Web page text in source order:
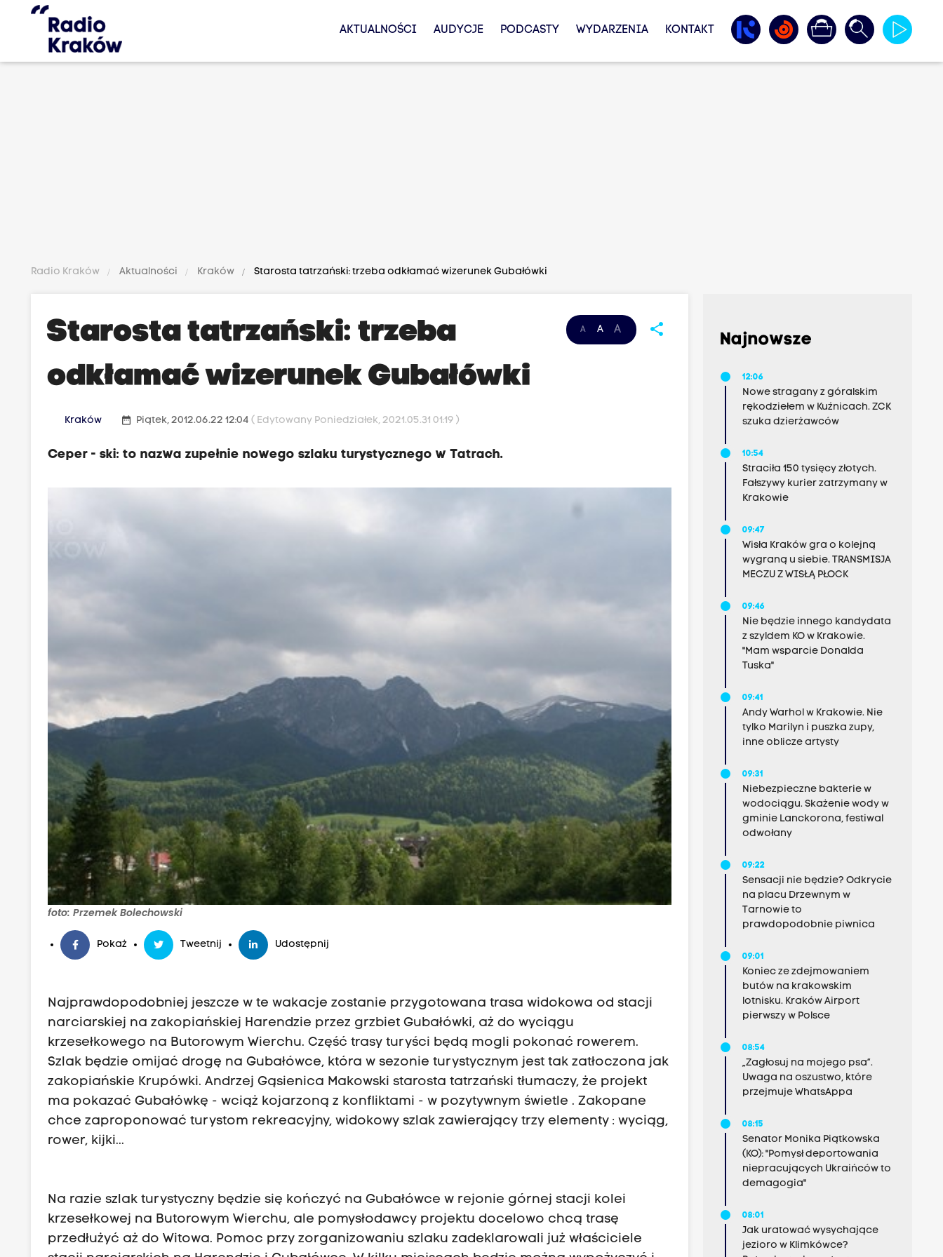
AKTUALNOŚCI AUDYCJE PODCASTY WYDARZENIA KONTAKT
Radio Kraków Aktualności Kraków Starosta tatrzański: trzeba odkłamać wizerunek Gubałówki
A A A share
Starosta tatrzański: trzeba
odkłamać wizerunek Gubałówki
Kraków date_range Piątek, 2012.06.22 12:04( Edytowany Poniedziałek, 2021.05.31 01:19 )
Ceper - ski: to nazwa zupełnie nowego szlaku turystycznego w Tatrach.
foto: Przemek Bolechowski
Pokaż Tweetnij Udostępnij
Najprawdopodobniej jeszcze w te wakacje zostanie przygotowana trasa widokowa od stacji
narciarskiej na zakopiańskiej Harendzie przez grzbiet Gubałówki, aż do wyciągu
krzesełkowego na Butorowym Wierchu. Część trasy turyści będą mogli pokonać rowerem.
Szlak będzie omijać drogę na Gubałówce, która w sezonie turystycznym jest tak zatłoczona jak
zakopiańskie Krupówki. Andrzej Gąsienica Makowski starosta tatrzański tłumaczy, że projekt
ma pokazać Gubałówkę - wciąż kojarzoną z konfliktami - w pozytywnym świetle . Zakopane
chce zaproponować turystom rekreacyjny, widokowy szlak zawierający trzy elementy : wyciąg,
rower, kijki...
Na razie szlak turystyczny będzie się kończyć na Gubałówce w rejonie górnej stacji kolei
krzesełkowej na Butorowym Wierchu, ale pomysłodawcy projektu docelowo chcą trasę
przedłużyć aż do Witowa. Pomoc przy zorganizowaniu szlaku zadeklarowali już właściciele
Najnowsze
12:06
Nowe stragany z góralskim
rękodziełem w Kuźnicach. ZCK
szuka dzierżawców
10:54
Straciła 150 tysięcy złotych.
Fałszywy kurier zatrzymany w
Krakowie
09:47
Wisła Kraków gra o kolejną
wygraną u siebie. TRANSMISJA
MECZU Z WISŁĄ PŁOCK
09:46
Nie będzie innego kandydata
z szyldem KO w Krakowie.
"Mam wsparcie Donalda
Tuska"
09:41
Andy Warhol w Krakowie. Nie
tylko Marilyn i puszka zupy,
inne oblicze artysty
09:31
Niebezpieczne bakterie w
wodociągu. Skażenie wody w
gminie Lanckorona, festiwal
odwołany
09:22
Sensacji nie będzie? Odkrycie
na placu Drzewnym w
Tarnowie to
prawdopodobnie piwnica
09:01
Koniec ze zdejmowaniem
butów na krakowskim
lotnisku. Kraków Airport
pierwszy w Polsce
08:54
„Zagłosuj na mojego psa”.
Uwaga na oszustwo, które
przejmuje WhatsAppa
08:15
Senator Monika Piątkowska
(KO): "Pomysł deportowania
niepracujących Ukraińców to
demagogia"
08:01
Jak uratować wysychające
jezioro w Klimkówce?